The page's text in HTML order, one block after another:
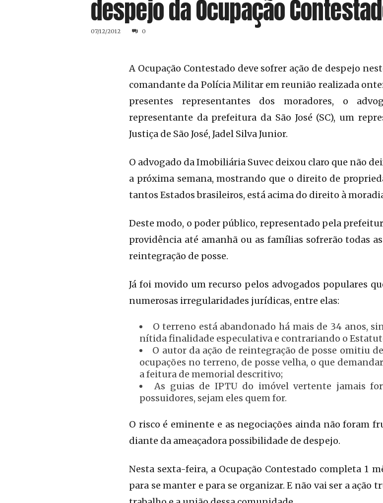
despejo da Ocupação
07/12/2012 0
A Ocupação Contestado deve sofrer ação de despejo
comandante da Polícia Militar em reunião realizada
presentes representantes dos moradores, o
representante da prefeitura da São José (SC), um
Justiça de São José, Jadel Silva Junior.
O advogado da Imobiliária Suvec deixou claro que não
a próxima semana, mostrando que o direito de
tantos Estados brasileiros, está acima do direito à
Deste modo, o poder público, representado pela
providência até amanhã ou as famílias sofrerão todas
reintegração de posse.
Já foi movido um recurso pelos advogados populares
numerosas irregularidades jurídicas, entre elas:
O terreno está abandonado há mais de 34 anos,
nítida finalidade especulativa e contrariando o
O autor da ação de reintegração de posse omitiu
ocupações no terreno, de posse velha, o que
a feitura de memorial descritivo;
As guias de IPTU do imóvel vertente jamais
possuidores, sejam eles quem for.
O risco é eminente e as negociações ainda não foram
diante da ameaçadora possibilidade de despejo.
Nesta sexta-feira, a Ocupação Contestado completa 1
para se manter e para se organizar. E não vai ser a ação